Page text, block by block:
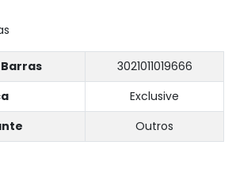
3021011019666
Exclusive
Outros